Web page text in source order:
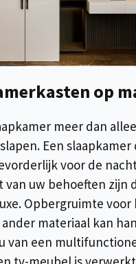
op
meer dan
Een slaapkamer
voor de
van uw behoeften zijn
Opbergruimte voor
materiaal kan
van een